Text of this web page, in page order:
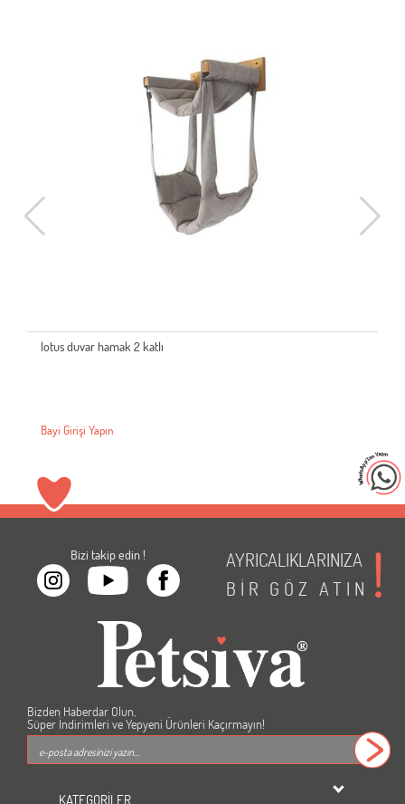
lotus duvar hamak 2 katlı
Bayi Girişi Yapın
Bizi takip edin !
AYRICALIKLARINIZA
BİR GÖZ ATIN
Bizden Haberdar Olun,
Süper İndirimleri ve Yepyeni Ürünleri Kaçırmayın!
KATEGORİLER